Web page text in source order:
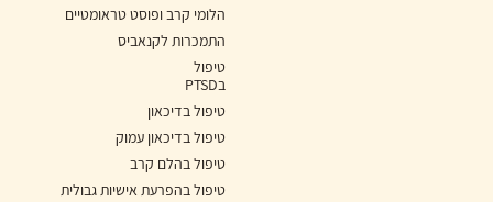
הלומי קרב ופוסט טראומטיים
התמכרות לקנאביס
טיפול
בPTSD
טיפול בדיכאון
טיפול בדיכאון עמוק
טיפול בהלם קרב
טיפול בהפרעת אישיות גבולית